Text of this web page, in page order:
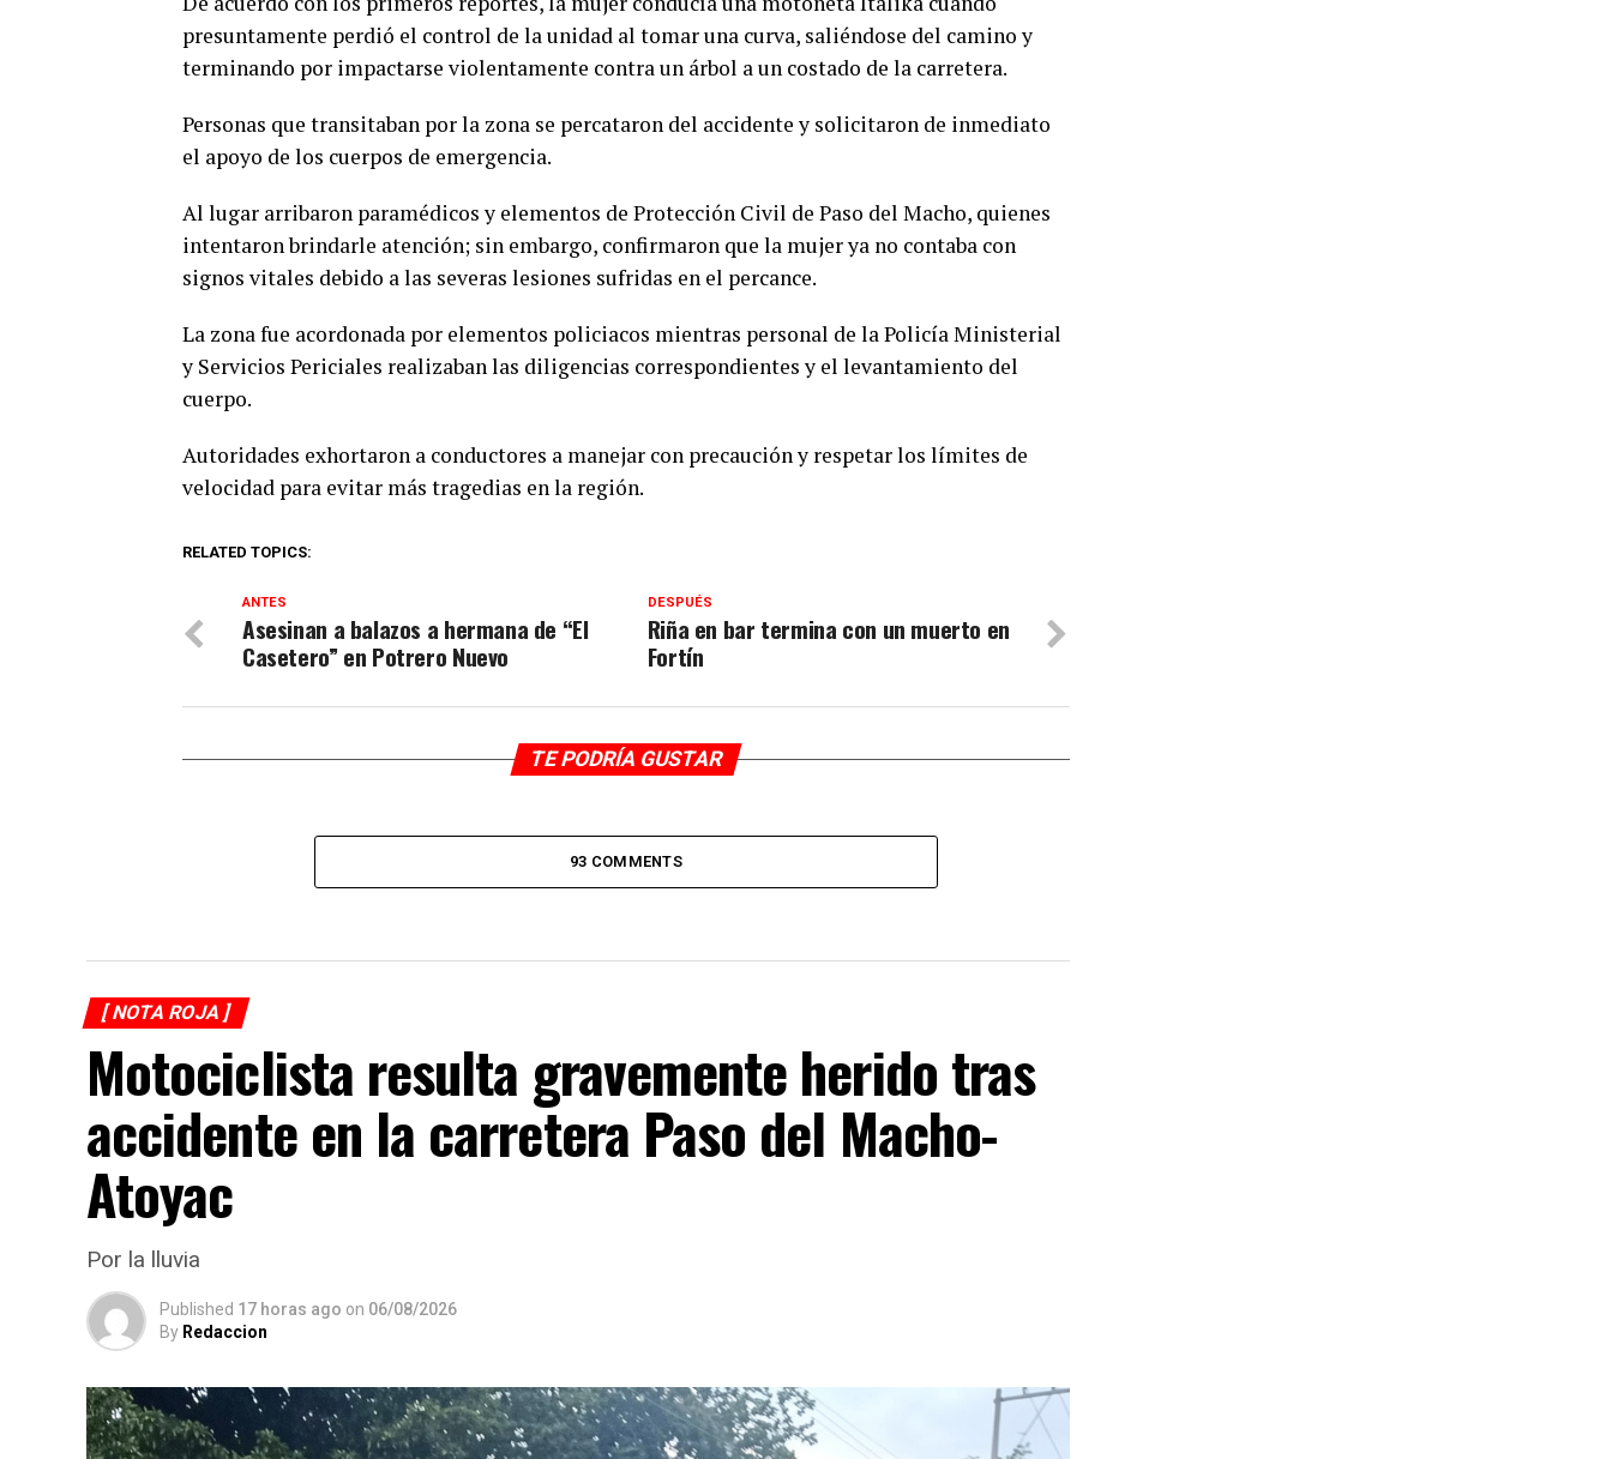
presuntamente perdió el control de la unidad al tomar una curva, saliéndose del camino y
terminando por impactarse violentamente contra un árbol a un costado de la carretera.
Personas que transitaban por la zona se percataron del accidente y solicitaron de inmediato
el apoyo de los cuerpos de emergencia.
Al lugar arribaron paramédicos y elementos de Protección Civil de Paso del Macho, quienes
intentaron brindarle atención; sin embargo, confirmaron que la mujer ya no contaba con
signos vitales debido a las severas lesiones sufridas en el percance.
La zona fue acordonada por elementos policiacos mientras personal de la Policía Ministerial
y Servicios Periciales realizaban las diligencias correspondientes y el levantamiento del
cuerpo.
Autoridades exhortaron a conductores a manejar con precaución y respetar los límites de
velocidad para evitar más tragedias en la región.
RELATED TOPICS:
DESPUÉS
Riña en bar termina con un muerto en
Fortín
ANTES
Asesinan a balazos a hermana de “El
Casetero” en Potrero Nuevo
TE PODRÍA GUSTAR
93 COMMENTS
[ NOTA ROJA ]
Motociclista resulta gravemente herido tras
accidente en la carretera Paso del Macho-
Atoyac
Por la lluvia
Published 17 horas ago on 06/08/2026
By Redaccion